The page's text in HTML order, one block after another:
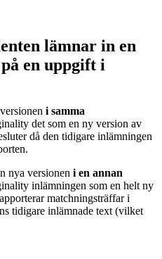
lämnar in en
en uppgift i
i samma
det som en ny version av
då den tidigare inlämningen
nya versionen i en annan
inlämningen som en helt ny
matchningsträffar i
tidigare inlämnade text (vilket